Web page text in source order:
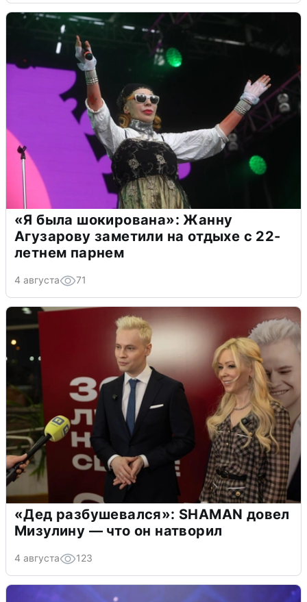
«Я была шокирована»: Жанну
Агузарову заметили на отдыхе с 22-
летнем парнем
4 августа 71
«Дед разбушевался»: SHAMAN довел
Мизулину — что он натворил
4 августа 123